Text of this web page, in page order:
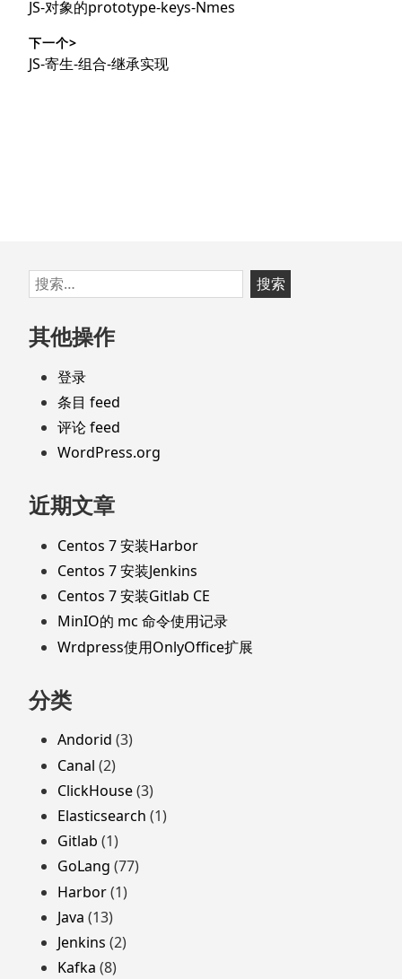
导
航
上
文
章：
JS-对象的prototype-keys-Nmes
下一个>
下
JS-寄生-组合-继承实现
跳
至
页
脚
搜
索：
其他操作
登录
条目 feed
评论 feed
WordPress.org
近期文章
Centos 7 安装Harbor
Centos 7 安装Jenkins
Centos 7 安装Gitlab CE
MinIO的 mc 命令使用记录
Wrdpress使用OnlyOffice扩展
分类
Andorid (3)
Canal (2)
ClickHouse(3)
Elasticsearch (1)
Gitlab (1)
GoLang (77)
Harbor(1)
Java (13)
Jenkins (2)
Kafka (8)